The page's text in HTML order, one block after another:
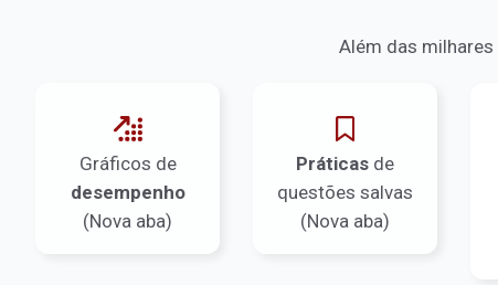
Além das milhares
Gráficos de
desempenho
(Nova aba)
Práticas de
questões salvas
(Nova aba)